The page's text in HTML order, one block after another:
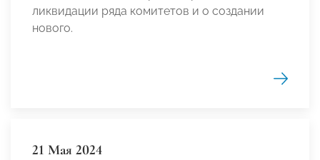
ликвидации ряда комитетов и о создании
нового.
21 Мая 2024